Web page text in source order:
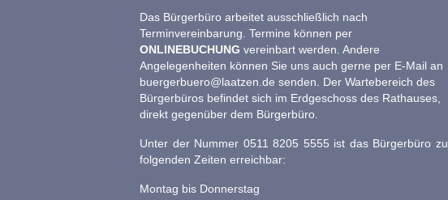
Das Bürgerbüro arbeitet ausschließlich nach
Terminvereinbarung. Termine können per
ONLINEBUCHUNG vereinbart werden. Andere
Angelegenheiten können Sie uns auch gerne per E-Mail an
buergerbuero@laatzen.de senden. Der Wartebereich des
Bürgerbüros befindet sich im Erdgeschoss des Rathauses,
direkt gegenüber dem Bürgerbüro.
Unter der Nummer 0511 8205 5555 ist das Bürgerbüro zu
folgenden Zeiten erreichbar:
Montag bis Donnerstag